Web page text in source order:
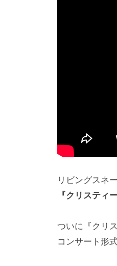
リビングスネ
『クリスティ
ついに『クリ
コンサート形